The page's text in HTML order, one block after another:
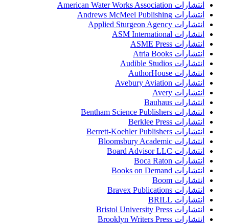
انتشارات American Water Works Association
انتشارات Andrews McMeel Publishing
انتشارات Applied Sturgeon Agency
انتشارات ASM International
انتشارات ASME Press
انتشارات Atria Books
انتشارات Audible Studios
انتشارات AuthorHouse
انتشارات Avebury Aviation
انتشارات Avery
انتشارات Bauhaus
انتشارات Bentham Science Publishers
انتشارات Berklee Press
انتشارات Berrett-Koehler Publishers
انتشارات Bloomsbury Academic
انتشارات Board Advisor LLC
انتشارات Boca Raton
انتشارات Books on Demand
انتشارات Boom
انتشارات Bravex Publications
انتشارات BRILL
انتشارات Bristol University Press
انتشارات Brooklyn Writers Press